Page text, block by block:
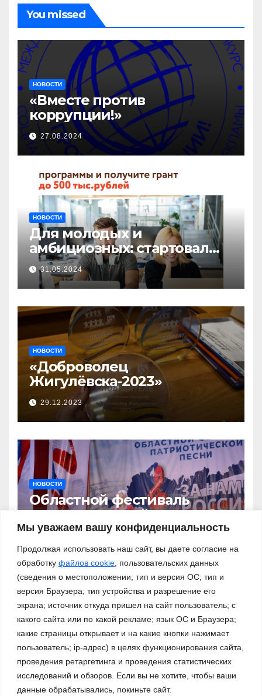
Мы уважаем вашу конфиденциальность
Продолжая использовать наш сайт, вы даете согласие на
обработку файлов cookie , пользовательских данных
(сведения о местоположении; тип и версия ОС; тип и
версия Браузера; тип устройства и разрешение его
экрана; источник откуда пришел на сайт пользователь; с
какого сайта или по какой рекламе; язык ОС и Браузера;
какие страницы открывает и на какие кнопки нажимает
пользователь; ip-адрес) в целях функционирования сайта,
проведения ретаргетинга и проведения статистических
исследований и обзоров. Если вы не хотите, чтобы ваши
данные обрабатывались, покиньте сайт.
You missed
НОВОСТИ
«Вместе против
коррупции!»
27.08.2024
НОВОСТИ
Для молодых и
амбициозных: стартовал
прием заявок на участие в
бизнес-акселераторе «Ты
предприниматель»
31.05.2024
НОВОСТИ
«Доброволец
Жигулёвска-2023»
29.12.2023
НОВОСТИ
Областной фестиваль
патриотической песни «За
нами – Россия!»